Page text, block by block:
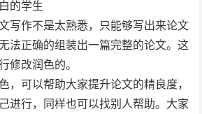
的学生
写作不是太熟悉，只能够写出来论文
法正确的组装出一篇完整的论文。这
修改润色的。
，可以帮助大家提升论文的精良度，
进行，同样也可以找别人帮助。大家